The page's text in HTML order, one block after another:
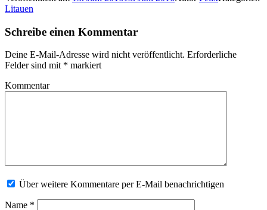
Litauen
Schreibe einen Kommentar
Deine E-Mail-Adresse wird nicht veröffentlicht. Erforderliche
Felder sind mit * markiert
Kommentar
Über weitere Kommentare per E-Mail benachrichtigen
Name *